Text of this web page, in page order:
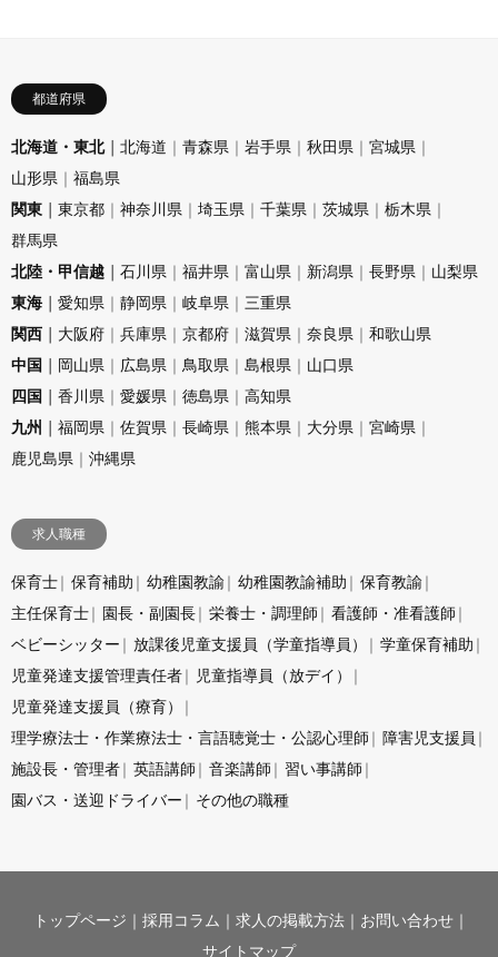
都道府県
北海道・東北 北海道 青森県 岩手県 秋田県
宮城県
山形県
福島県
関東
東京都 神奈川県 埼玉県 千葉県 茨城県
栃木県
群馬県
北陸・甲信越
石川県 福井県 富山県 新潟県 長野県
山梨県
東海
愛知県 静岡県 岐阜県
三重県
関西
大阪府 兵庫県 京都府 滋賀県 奈良県
和歌山県
中国
岡山県 広島県 鳥取県 島根県
山口県
四国
香川県 愛媛県 徳島県
高知県
九州
福岡県 佐賀県 長崎県 熊本県 大分県
宮崎県
鹿児島県
沖縄県
求人職種
保育士 保育補助 幼稚園教諭 幼稚園教諭補助
保育教諭
主任保育士
園長・副園長 栄養士・調理師
看護師・准看護師
ベビーシッター
放課後児童支援員（学童指導員）
学童保育補助
児童発達支援管理責任者
児童指導員（放デイ）
児童発達支援員（療育）
理学療法士・作業療法士・言語聴覚士・公認心理師
障害児支援員
施設長・管理者
英語講師 音楽講師
習い事講師
園バス・送迎ドライバー
その他の職種
トップページ 採用コラム 求人の掲載方法
お問い合わせ
サイトマップ